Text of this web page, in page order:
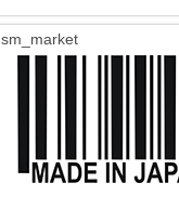
sm_market